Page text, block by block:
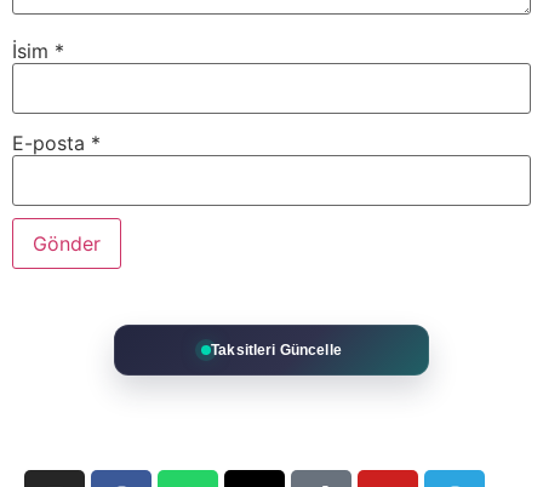
İsim *
E-posta *
Taksitleri Güncelle